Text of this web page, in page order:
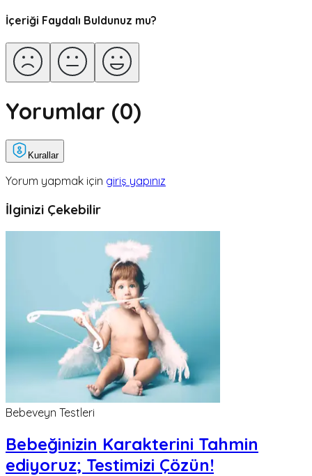
İçeriği Faydalı Buldunuz mu?
Yorumlar (0)
Kurallar
Yorum yapmak için giriş yapınız
İlginizi Çekebilir
Bebeveyn Testleri
Bebeğinizin Karakterini Tahmin
ediyoruz; Testimizi Çözün!